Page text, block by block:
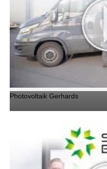
Photovoltaik Gerhards